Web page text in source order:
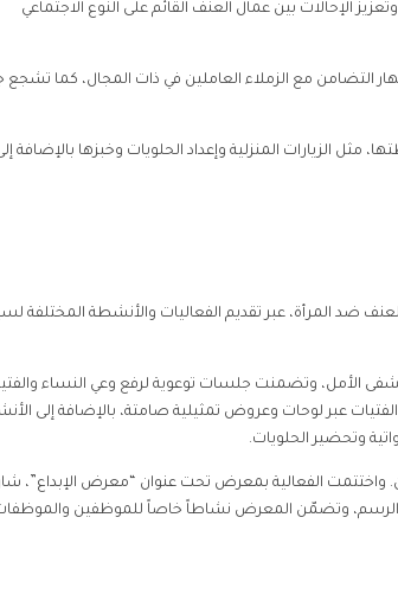
الإحالات بين عمال العنف القائم على النوع الاجتماعي
التضامن مع الزملاء العاملين في ذات المجال، كما
الزيارات المنزلية وإعداد الحلويات وخبزها بالإضافة
اعزاز بمنظمة بنفسج بحملة الـ 16 يوم لمناهضة العنف ضد المرأة، عبر تقديم الفعاليات والأنشطة
الأمل، وتضمنت جلسات توعوية لرفع وعي النساء
عبر لوحات وعروض تمثيلية صامتة، بالإضافة إلى
وتحضير الحلويات.
الفعالية بمعرض تحت عنوان “معرض الإبداع”،
والرسم، وتضمّن المعرض نشاطاً خاصاً للموظفين